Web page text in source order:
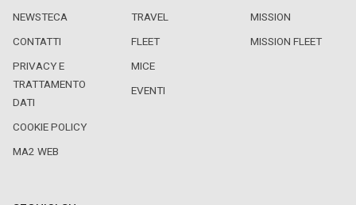
NEWSTECA
CONTATTI
PRIVACY E
TRATTAMENTO
DATI
COOKIE POLICY
MA2 WEB
TRAVEL
FLEET
MICE
EVENTI
MISSION
MISSION FLEET